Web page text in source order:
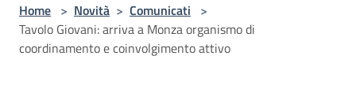
Home > Novità > Comunicati >
Tavolo Giovani: arriva a Monza organismo di
coordinamento e coinvolgimento attivo